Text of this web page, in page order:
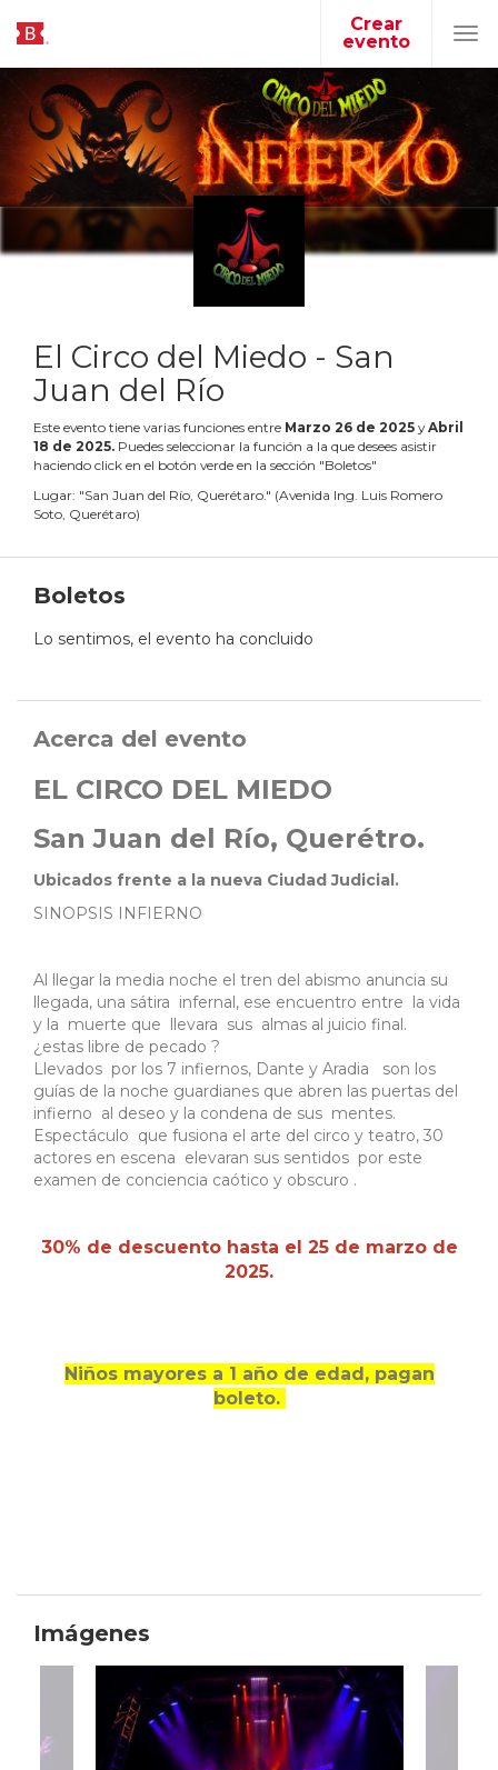
Crear
evento
El Circo del Miedo - San
Juan del Río
Este evento tiene varias funciones entre Marzo 26 de 2025 yAbril
18 de 2025. Puedes seleccionar la función a la que desees asistir
haciendo click en el botón verde en la sección "Boletos"
Lugar: "San Juan del Río, Querétaro." (Avenida Ing. Luis Romero
Soto, Querétaro)
Boletos
Lo sentimos, el evento ha concluido
Acerca del evento
EL CIRCO DEL MIEDO
San Juan del Río, Querétro.
Ubicados frente a la nueva Ciudad Judicial.
SINOPSIS INFIERNO
Al llegar la media noche el tren del abismo anuncia su
llegada, una sátira infernal, ese encuentro entre la vida
y la muerte que llevara sus almas al juicio final.
¿estas libre de pecado ?
Llevados por los 7 infiernos, Dante y Aradia son los
guías de la noche guardianes que abren las puertas del
infierno al deseo y la condena de sus mentes.
Espectáculo que fusiona el arte del circo y teatro, 30
actores en escena elevaran sus sentidos por este
examen de conciencia caótico y obscuro .
30% de descuento hasta el 25 de marzo de
2025.
Niños mayores a 1 año de edad, pagan
boleto.
Imágenes